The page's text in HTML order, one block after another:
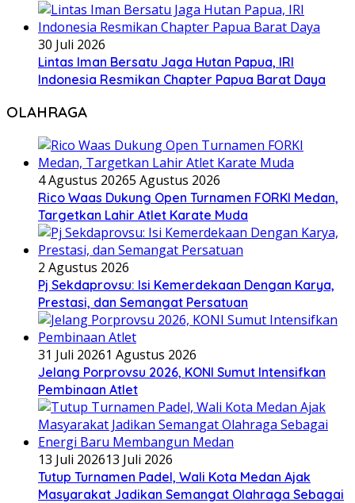
30 Juli 2026
Lintas Iman Bersatu Jaga Hutan Papua, IRI
Indonesia Resmikan Chapter Papua Barat Daya
OLAHRAGA
4 Agustus 20265 Agustus 2026
Rico Waas Dukung Open Turnamen FORKI Medan,
Targetkan Lahir Atlet Karate Muda
2 Agustus 2026
Pj Sekdaprovsu: Isi Kemerdekaan Dengan Karya,
Prestasi, dan Semangat Persatuan
31 Juli 20261 Agustus 2026
Jelang Porprovsu 2026, KONI Sumut Intensifkan
Pembinaan Atlet
13 Juli 202613 Juli 2026
Tutup Turnamen Padel, Wali Kota Medan Ajak
Masyarakat Jadikan Semangat Olahraga Sebagai